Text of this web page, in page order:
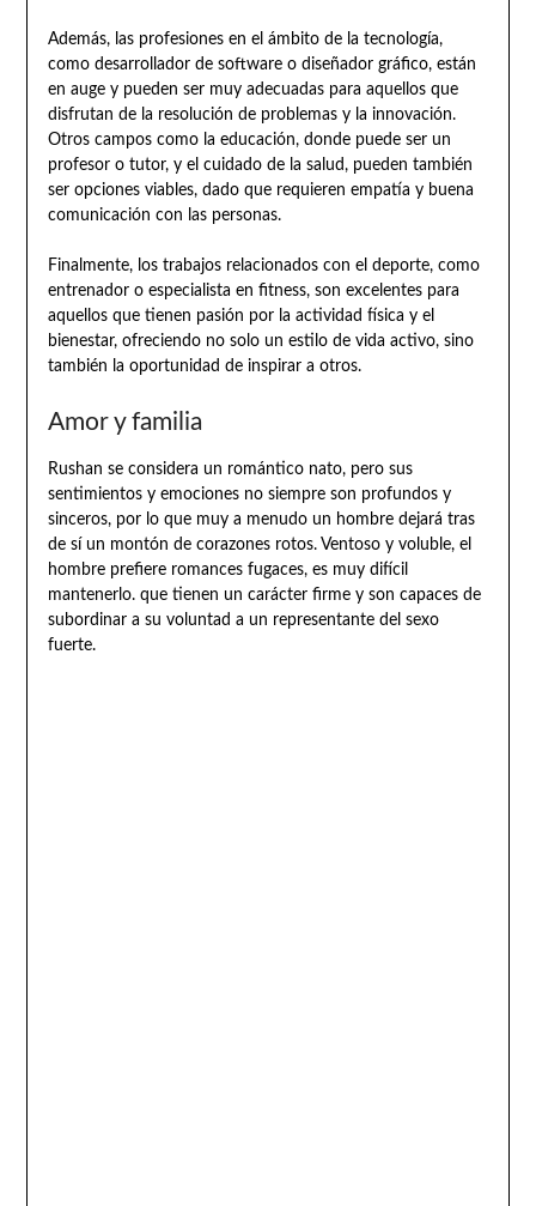
Además, las profesiones en el ámbito de la tecnología,
como desarrollador de software o diseñador gráfico, están
en auge y pueden ser muy adecuadas para aquellos que
disfrutan de la resolución de problemas y la innovación.
Otros campos como la educación, donde puede ser un
profesor o tutor, y el cuidado de la salud, pueden también
ser opciones viables, dado que requieren empatía y buena
comunicación con las personas.
Finalmente, los trabajos relacionados con el deporte, como
entrenador o especialista en fitness, son excelentes para
aquellos que tienen pasión por la actividad física y el
bienestar, ofreciendo no solo un estilo de vida activo, sino
también la oportunidad de inspirar a otros.
Amor y familia
Rushan se considera un romántico nato, pero sus
sentimientos y emociones no siempre son profundos y
sinceros, por lo que muy a menudo un hombre dejará tras
de sí un montón de corazones rotos. Ventoso y voluble, el
hombre prefiere romances fugaces, es muy difícil
mantenerlo. que tienen un carácter firme y son capaces de
subordinar a su voluntad a un representante del sexo
fuerte.